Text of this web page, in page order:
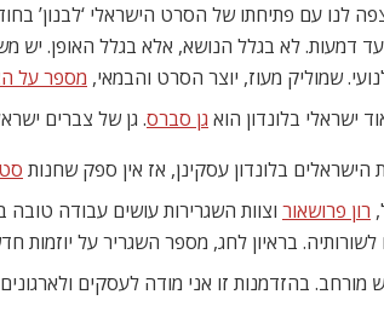
לנו עם פתיחתו של הסרט הישראלי ‘לבנון’
עד דמעות. לא בגלל הנושא, אלא בגלל האופן.
שמוליק מעוז, יוצר הסרט והבמאי, מספר על
ישראלי בלונדון הוא גן סברס. גן של צברים
בלונדון עסקינן, אז אין ספק שחנות
רון פרושאור וצוות השגרירות עושים עבודה
לשורותיה. בראיון לחג, מספר השגריר על יוזמות
מורחב. בהזדמנות זו אני מודה לעסקים